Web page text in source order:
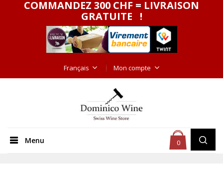
COMMANDEZ 300 CHF = LIVRAISON
GRATUITE !
Français Mon compte
0
Menu